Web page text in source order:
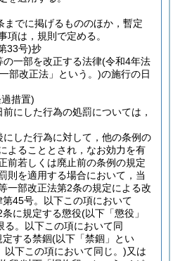
までに掲げるもののほか，暫定
項は，規則で定める。
33号)抄
の一部を改正する法律(令和4年法
部改正法」という。)の施行の日
措置)
にした行為の処罰については，
にした行為に対して，他の条例の
よることとされ，なお効力を有
前若しくは廃止前の条例の規定
則を適用する場合において，当
一部改正法第2条の規定による改
45号。以下この項において
条に規定する懲役(以下「懲役」
る。以下この項において同
定する禁錮(以下「禁錮」とい
以下この項において同じ。)又は